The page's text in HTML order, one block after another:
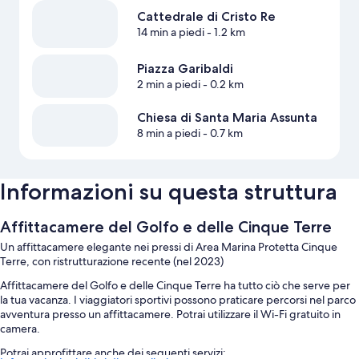
Cattedrale di Cristo Re
14 min a piedi- 1.2 km
Piazza Garibaldi
2 min a piedi- 0.2 km
Chiesa di Santa Maria Assunta
8 min a piedi- 0.7 km
Informazioni su questa struttura
Affittacamere del Golfo e delle Cinque Terre
Un affittacamere elegante nei pressi di Area Marina Protetta Cinque
Terre, con ristrutturazione recente (nel 2023)
Affittacamere del Golfo e delle Cinque Terre ha tutto ciò che serve per
la tua vacanza. I viaggiatori sportivi possono praticare percorsi nel parco
avventura presso un affittacamere. Potrai utilizzare il Wi-Fi gratuito in
camera.
Potrai approfittare anche dei seguenti servizi: